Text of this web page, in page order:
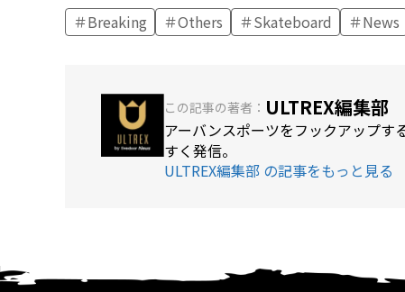
Breaking Others Skateboard News
この記事の著者： ULTREX編集部
アーバンスポーツをフックアップす
すく発信。
ULTREX編集部 の記事をもっと見る